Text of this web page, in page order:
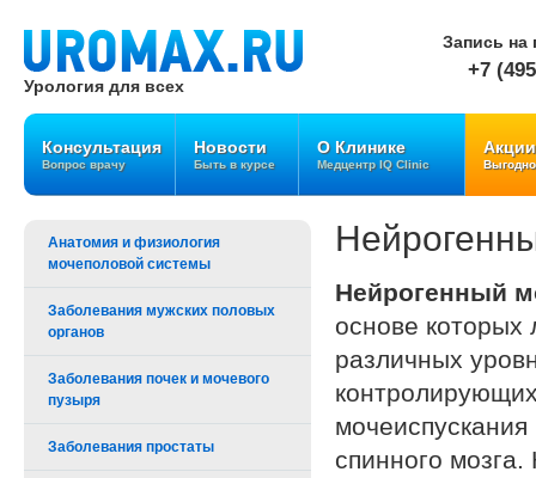
Урология для всех
Запись на
+7
Консультация
Вопрос врачу
Новости
Быть в курсе
О Клинике
Медцентр IQ Clinic
Акции
Анатомия и физиология
мочеполовой системы
Заболевания мужских половых
органов
Заболевания почек и мочевого
пузыря
Заболевания простаты
Нейрогенный
основе которых
различных
спинного мозга.